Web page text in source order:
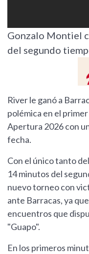
Gonzalo Montiel
del segundo
River le ganó a
polémica en el
Apertura 2026 con
fecha.
Con el único tanto
14 minutos del
nuevo torneo con
ante Barracas, ya
encuentros que
"Guapo".
En los primeros